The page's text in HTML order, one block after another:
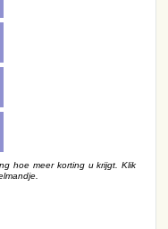
hoe meer korting u krijgt. Klik